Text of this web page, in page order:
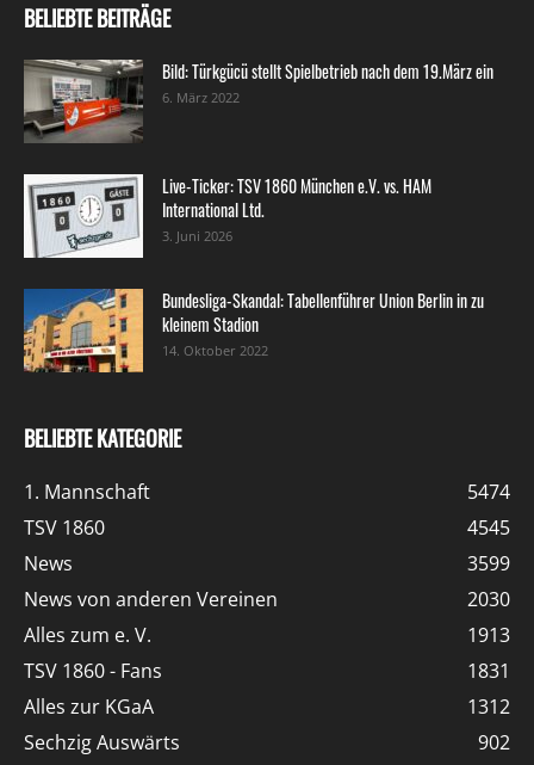
BELIEBTE BEITRÄGE
Bild: Türkgücü stellt Spielbetrieb nach dem 19.März ein
6. März 2022
Live-Ticker: TSV 1860 München e.V. vs. HAM
International Ltd.
3. Juni 2026
Bundesliga-Skandal: Tabellenführer Union Berlin in zu
kleinem Stadion
14. Oktober 2022
BELIEBTE KATEGORIE
1. Mannschaft
5474
TSV 1860
4545
News
3599
News von anderen Vereinen
2030
Alles zum e. V.
1913
TSV 1860 - Fans
1831
Alles zur KGaA
1312
Sechzig Auswärts
902